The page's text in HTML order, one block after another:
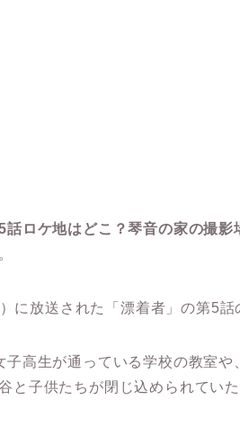
5話ロケ地はどこ？琴音の家の撮
に放送された「漂着者」の第5話
高生が通っている学校の教室や
と子供たちが閉じ込められてい